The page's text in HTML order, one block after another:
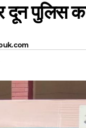
दून पुलिस